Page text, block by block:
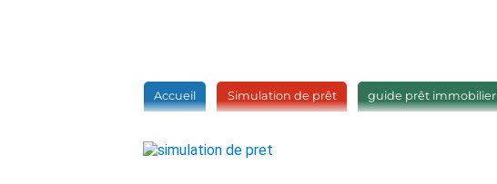
Accueil Simulation de prêt guide prêt immobilier